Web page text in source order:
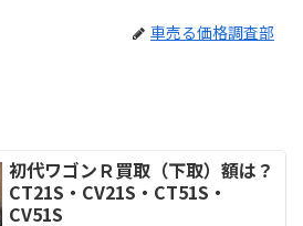
車売る価格調査部
初代ワゴンＲ買取（下取）額は？
CT21S・CV21S・CT51S・
CV51S